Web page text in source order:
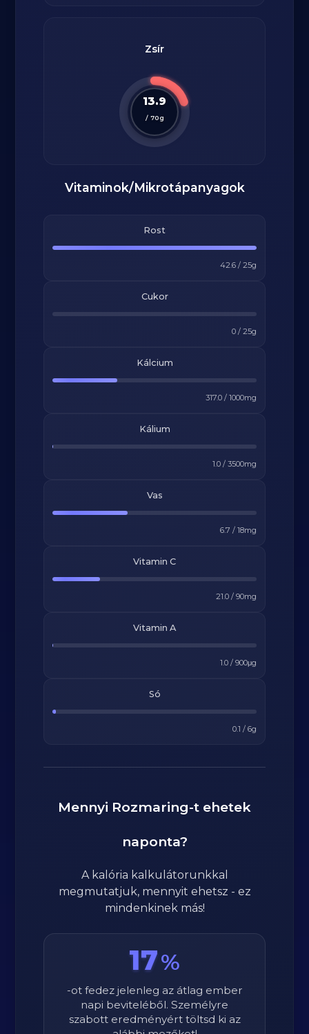
Zsír
13.9
/ 70g
Vitaminok/Mikrotápanyagok
Rost
42.6/ 25g
Cukor
0/ 25g
Kálcium
317.0/ 1000mg
Kálium
1.0/ 3500mg
Vas
6.7 / 18mg
Vitamin C
21.0/ 90mg
Vitamin A
1.0/ 900μg
Só
0.1 / 6g
Mennyi Rozmaring-t ehetek
naponta?
A kalória kalkulátorunkkal
megmutatjuk, mennyit ehetsz - ez
mindenkinek más!
17%
-ot fedez jelenleg az átlag ember
napi beviteléből. Személyre
szabott eredményért töltsd ki az